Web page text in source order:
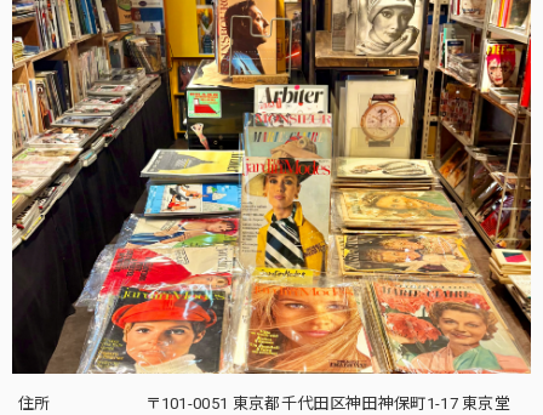
住所
〒101-0051 東京都千代田区神田神保町1-17 東京堂